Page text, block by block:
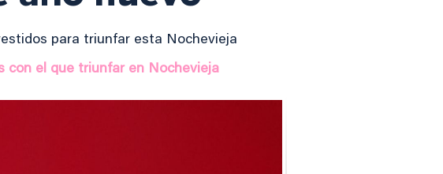
para triunfar esta Nochevieja
con el que triunfar en Nochevieja